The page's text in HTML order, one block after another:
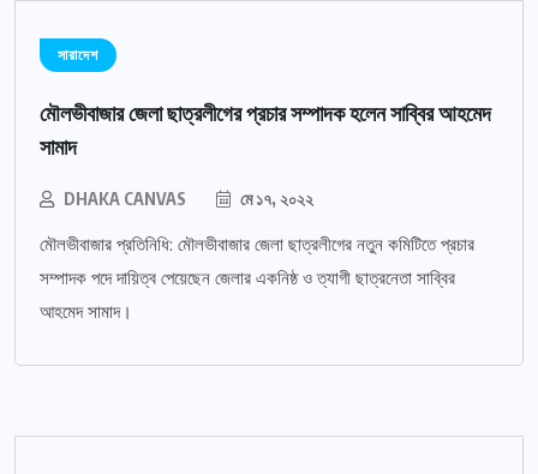
সারাদেশ
মৌলভীবাজার জেলা ছাত্রলীগের প্রচার সম্পাদক হলেন সাব্বির আহমেদ
সামাদ
DHAKA CANVAS মে ১৭, ২০২২
মৌলভীবাজার প্রতিনিধি: মৌলভীবাজার জেলা ছাত্রলীগের নতুন কমিটিতে প্রচার
সম্পাদক পদে দায়িত্ব পেয়েছেন জেলার একনিষ্ঠ ও ত্যাগী ছাত্রনেতা সাব্বির
আহমেদ সামাদ।